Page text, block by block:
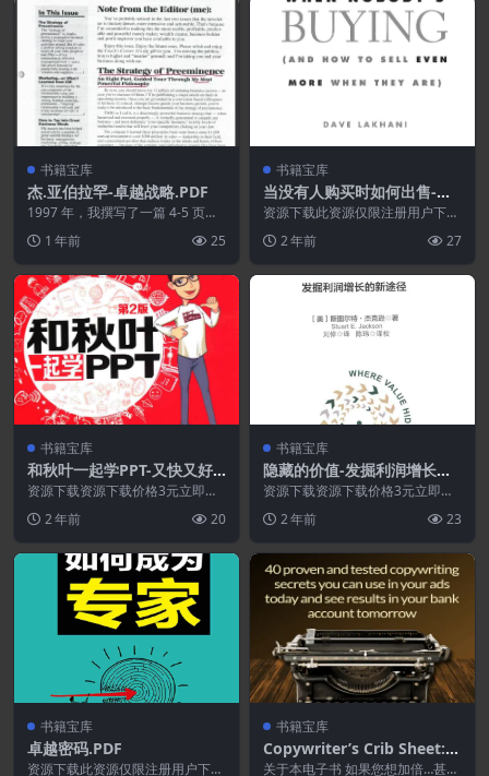
书籍宝库
杰.亚伯拉罕-卓越战略.PDF
1997 年，我撰写了一篇 4-5 页的
略”，这篇文...
1 年前 25
书籍宝库
当没有人购买时如何出售-以
及当他们购买时如何出售更
多.PDF
资源下载此资源仅限注册用户下
保证所有资源永久更新资...
2 年前 27
书籍宝库
和秋叶一起学PPT-又快又好
打造说服力幻灯片.PDF
资源下载资源下载价格3元立即购
2 年前 20
书籍宝库
隐藏的价值-发掘利润增长的
新途径.PDF
资源下载资源下载价格3元立即购
2 年前 23
书籍宝库
卓越密码.PDF
资源下载此资源仅限注册用户下
书籍宝库
Copywriter’s Crib Sheet:4
0 个经过验证和测试的文案写
关于本电子书 如果您想加倍…甚至